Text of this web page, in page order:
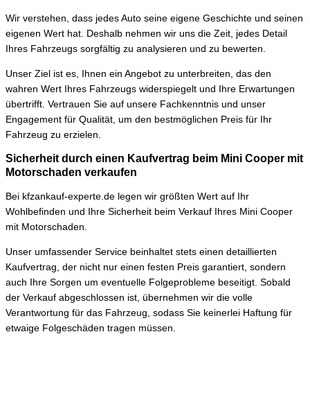
Wir verstehen, dass jedes Auto seine eigene Geschichte und seinen
eigenen Wert hat. Deshalb nehmen wir uns die Zeit, jedes Detail
Ihres Fahrzeugs sorgfältig zu analysieren und zu bewerten.
Unser Ziel ist es, Ihnen ein Angebot zu unterbreiten, das den
wahren Wert Ihres Fahrzeugs widerspiegelt und Ihre Erwartungen
übertrifft. Vertrauen Sie auf unsere Fachkenntnis und unser
Engagement für Qualität, um den bestmöglichen Preis für Ihr
Fahrzeug zu erzielen.
Sicherheit durch einen Kaufvertrag beim Mini Cooper mit
Motorschaden verkaufen
Bei kfzankauf-experte.de legen wir größten Wert auf Ihr
Wohlbefinden und Ihre Sicherheit beim Verkauf Ihres Mini Cooper
mit Motorschaden.
Unser umfassender Service beinhaltet stets einen detaillierten
Kaufvertrag, der nicht nur einen festen Preis garantiert, sondern
auch Ihre Sorgen um eventuelle Folgeprobleme beseitigt. Sobald
der Verkauf abgeschlossen ist, übernehmen wir die volle
Verantwortung für das Fahrzeug, sodass Sie keinerlei Haftung für
etwaige Folgeschäden tragen müssen.